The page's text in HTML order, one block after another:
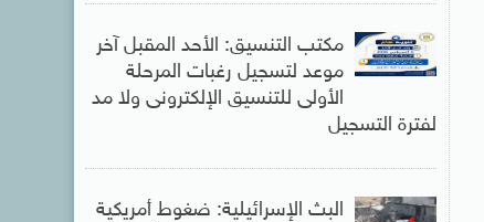
مكتب التنسيق: الأحد المقبل آخر
موعد لتسجيل رغبات المرحلة
الأولى للتنسيق الإلكترونى ولا مد
لفترة التسجيل
البث الإسرائيلية: ضغوط أمريكية